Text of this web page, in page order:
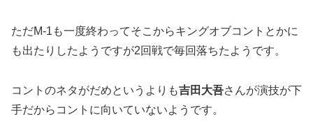
ただM-1も一度終わってそこからキングオブコントとかに
も出たりしたようですが2回戦で毎回落ちたようです。
コントのネタがだめというよりも吉田大吾さんが演技が下
手だからコントに向いていないようです。